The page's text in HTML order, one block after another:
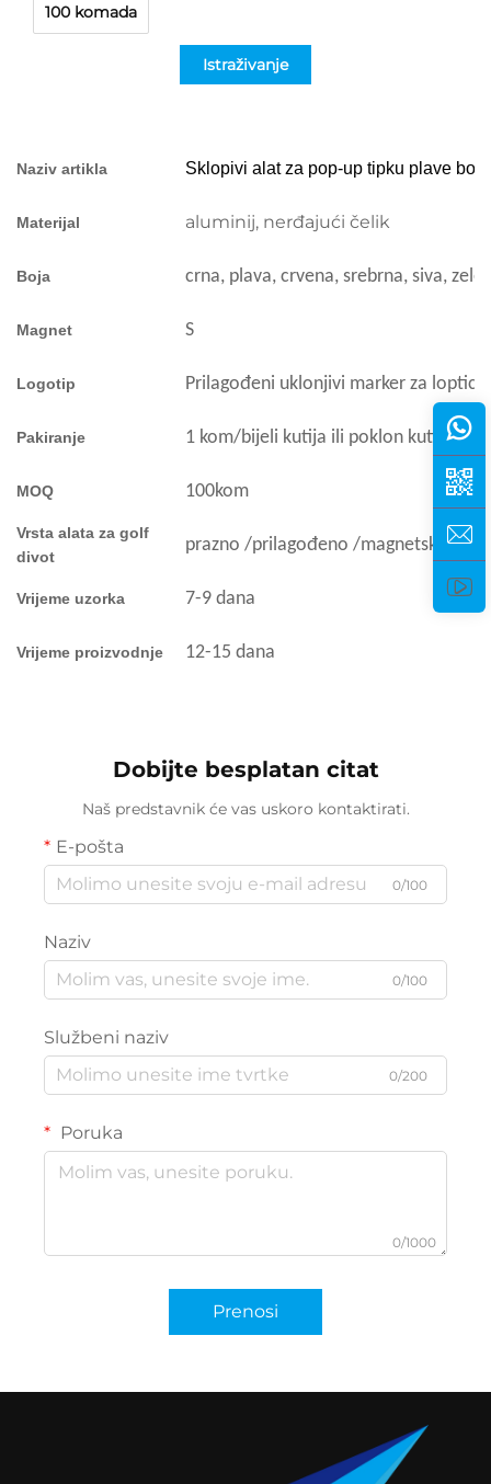
100 komada
Istraživanje
Naziv artikla Sklopivi alat za pop-up tipku plave
Materijal aluminij, nerđajući čelik
Boja crna, plava, crvena, srebrna, siva,
Magnet S
Logotip Prilagođeni uklonjivi marker za lopticu
Pakiranje 1 kom/bijeli kutija ili poklon kutija
MOQ 100kom
Vrsta alata za golf
divot
prazno /prilagođeno /magnetski alat
Vrijeme uzorka 7-9 dana
Vrijeme proizvodnje 12-15 dana
Dobijte besplatan citat
Naš predstavnik će vas uskoro kontaktirati.
E-pošta
0/100
Naziv
0/100
Službeni naziv
0/200
Poruka
0/1000
Prenosi